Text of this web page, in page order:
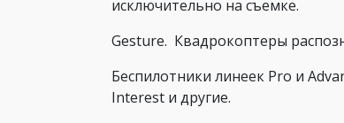
исключительно на съемке.
Gesture. Квадрокоптеры
Беспилотники линеек Pro и
Interest и другие.